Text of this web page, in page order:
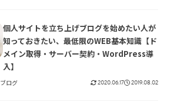
個人サイトを立ち上げブログを始めたい人が
知っておきたい、最低限のWEB基本知識【ド
メイン取得・サーバー契約・WordPress導
入】
ブログ 2020.06.17 2019.08.02